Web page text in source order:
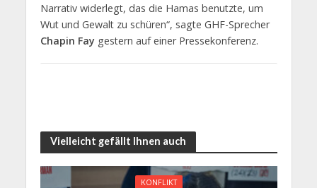
Narrativ widerlegt, das die Hamas benutzte, um
Wut und Gewalt zu schüren“, sagte GHF-Sprecher
Chapin Faygestern auf einer Pressekonferenz.
Vielleicht gefällt Ihnen auch
KONFLIKT